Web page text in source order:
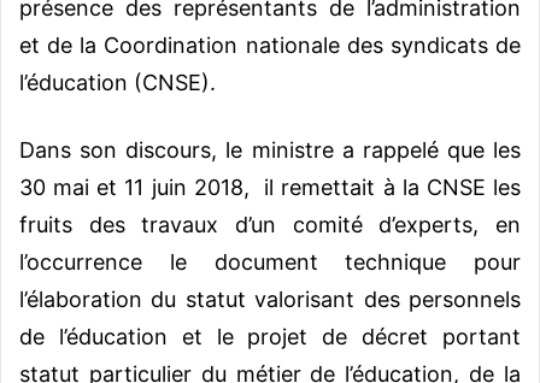
présence des représentants de l’administration
et de la Coordination nationale des syndicats de
l’éducation (CNSE).
Dans son discours, le ministre a rappelé que les
30 mai et 11 juin 2018, il remettait à la CNSE les
fruits des travaux d’un comité d’experts, en
l’occurrence le document technique pour
l’élaboration du statut valorisant des personnels
de l’éducation et le projet de décret portant
statut particulier du métier de l’éducation, de la